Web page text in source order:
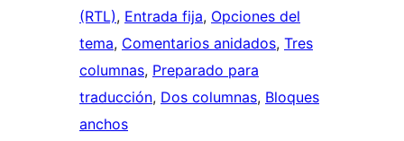
(RTL), Entrada fija, Opciones del
tema, Comentarios anidados, Tres
columnas, Preparado para
traducción, Dos columnas, Bloques
anchos